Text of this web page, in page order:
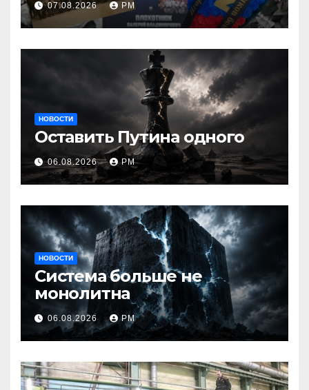
07.08.2026 РМ
НОВОСТИ
Оставить Путина одного
06.08.2026 РМ
НОВОСТИ
Система больше не
монолитна
06.08.2026 РМ